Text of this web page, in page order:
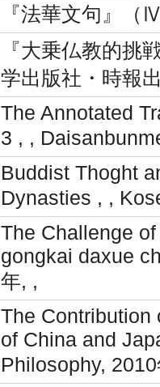
『法華文句』
『大乗仏教的挑
学出版社・時報
The Annotated
3 , ,
Buddist Thoght
Dynasties , ,
The Challenge
gongkai daxue
年, ,
The Contribution
of China and
Philosophy,